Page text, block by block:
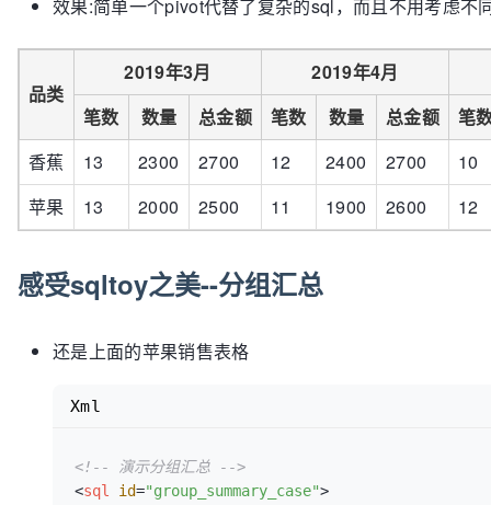
<pivot start-column = "sale_count" end-column=
效果:简单一个pivot代替了复杂的sql，而且不用考虑不
品类
2019年3月
2019年4月
笔数
数量 总金额 笔数 数量 总金额
笔
香蕉
13 2300 2700 12 2400 2700
10
苹果
13 2000 2500 11 1900 2600 12
感受sqltoy之美--分组汇总
还是上面的苹果销售表格
<!-- 演示分组汇总 -->
<sql id="group_summary_case">
Xml